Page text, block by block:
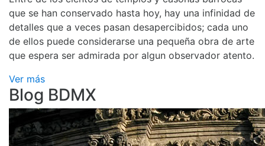
que se han conservado hasta hoy, hay una infinidad de
detalles que a veces pasan desapercibidos; cada uno
de ellos puede considerarse una pequeña obra de arte
que espera ser admirada por algun observador atento.
Ver más
Blog BDMX